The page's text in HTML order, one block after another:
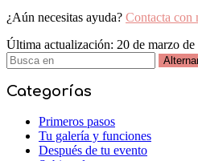
¿Aún necesitas ayuda? Contacta con
Última actualización: 20 de marzo de
Categorías
Primeros pasos
Tu galería y funciones
Después de tu evento